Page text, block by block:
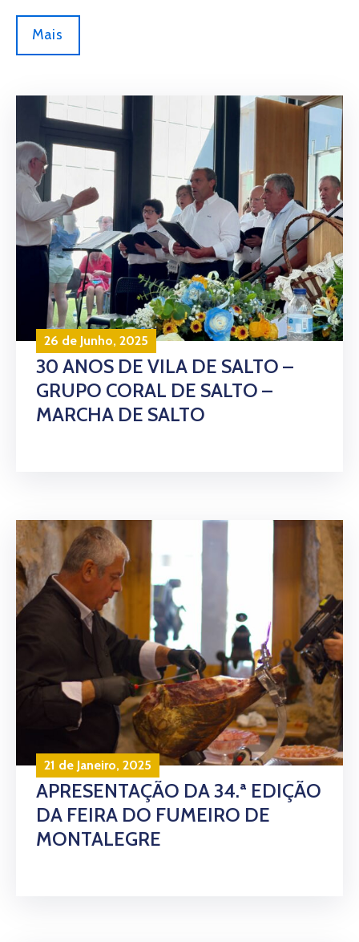
Mais
26 de Junho, 2025
30 ANOS DE VILA DE SALTO –
GRUPO CORAL DE SALTO –
MARCHA DE SALTO
21 de Janeiro, 2025
APRESENTAÇÃO DA 34.ª EDIÇÃO
DA FEIRA DO FUMEIRO DE
MONTALEGRE